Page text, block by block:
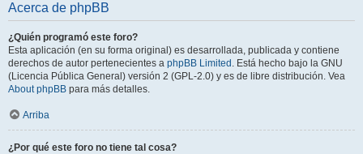
Acerca de phpBB
¿Quién programó este foro?
Esta aplicación (en su forma original) es desarrollada, publicada y contiene
derechos de autor pertenecientes a phpBB Limited . Está hecho bajo la GNU
(Licencia Pública General) versión 2 (GPL-2.0) y es de libre distribución. Vea
About phpBB para más detalles.
Arriba
¿Por qué este foro no tiene tal cosa?